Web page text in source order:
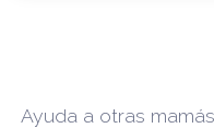
Ayuda a otras